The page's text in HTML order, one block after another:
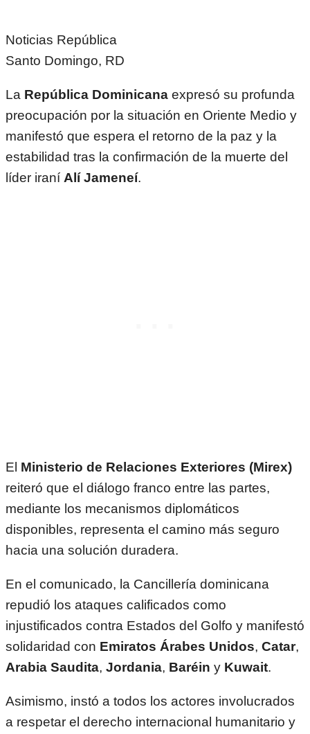
Noticias República
Santo Domingo, RD
La República Dominicana expresó su profunda
preocupación por la situación en Oriente Medio y
manifestó que espera el retorno de la paz y la
estabilidad tras la confirmación de la muerte del
líder iraní Alí Jameneí.
El Ministerio de Relaciones Exteriores (Mirex)
reiteró que el diálogo franco entre las partes,
mediante los mecanismos diplomáticos
disponibles, representa el camino más seguro
hacia una solución duradera.
En el comunicado, la Cancillería dominicana
repudió los ataques calificados como
injustificados contra Estados del Golfo y manifestó
solidaridad con Emiratos Árabes Unidos, Catar,
Arabia Saudita, Jordania, Baréin y Kuwait.
Asimismo, instó a todos los actores involucrados
a respetar el derecho internacional humanitario y